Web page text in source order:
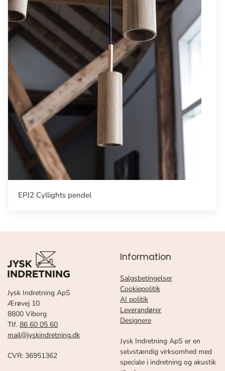
EPJ2 Cyllights pendel
Jysk Indretning ApS
Ærøvej 10
8800 Viborg
Tlf. 86 60 05 60
mail@jyskindretning.dk
CVR: 36951362
Information
Salgsbetingelser
Cookiepolitik
AI politik
Leverandører
Designere
Jysk Indretning ApS er en
selvstændig virksomhed med
speciale i indretning og akustik